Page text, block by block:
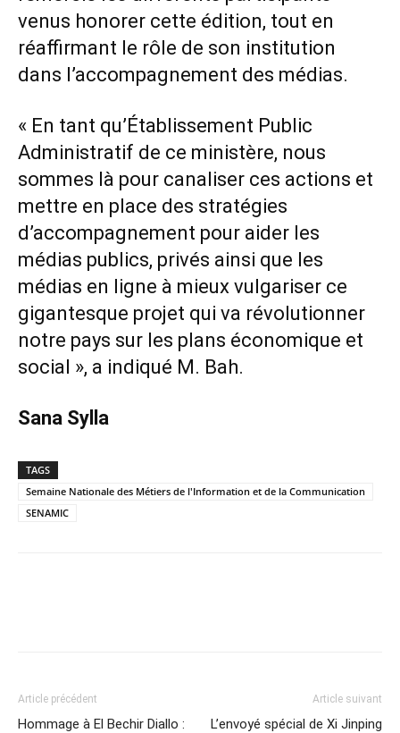
venus honorer cette édition, tout en
réaffirmant le rôle de son institution
dans l’accompagnement des médias.
« En tant qu’Établissement Public
Administratif de ce ministère, nous
sommes là pour canaliser ces actions et
mettre en place des stratégies
d’accompagnement pour aider les
médias publics, privés ainsi que les
médias en ligne à mieux vulgariser ce
gigantesque projet qui va révolutionner
notre pays sur les plans économique et
social », a indiqué M. Bah.
Sana Sylla
TAGS
Semaine Nationale des Métiers de l'Information et de la Communication
SENAMIC
Article précédent
Hommage à El Bechir Diallo :
Article suivant
L’envoyé spécial de Xi Jinping